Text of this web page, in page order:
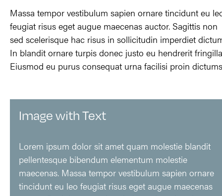
Massa tempor vestibulum sapien ornare tincidunt eu
feugiat risus eget augue maecenas auctor. Sagittis non
sed scelerisque hac risus in sollicitudin imperdiet
In blandit ornare turpis donec justo eu hendrerit
Eiusmod eu purus consequat urna facilisi proin
Image with Text
Lorem ipsum dolor sit amet quam molestie blandit
pellentesque bibendum elementum molestie
maecenas. Massa tempor vestibulum sapien ornare
tincidunt eu leo feugiat risus eget augue maecenas